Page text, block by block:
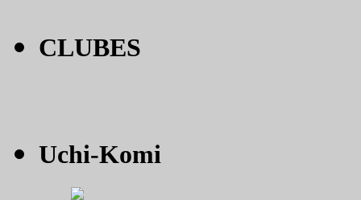
CLUBES
Uchi-Komi